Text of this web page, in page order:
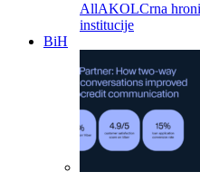
AllAKOLCrna
institucije
BiH